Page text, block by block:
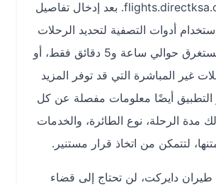
الإلكتروني flights.directksa.com. بعد إدخال تفاصيل
أدوات التصفية لتحديد الرحلات
المباشرة التي تستغرق حوالي ساعة و5 دقائق فقط، أو
المباشرة التي قد توفر المزيد
أيضًا معلومات مفصلة عن كل
الرحلة، نوع الطائرة، والخدمات
من اتخاذ قرار مستنير.
لن تحتاج إلى قضاء